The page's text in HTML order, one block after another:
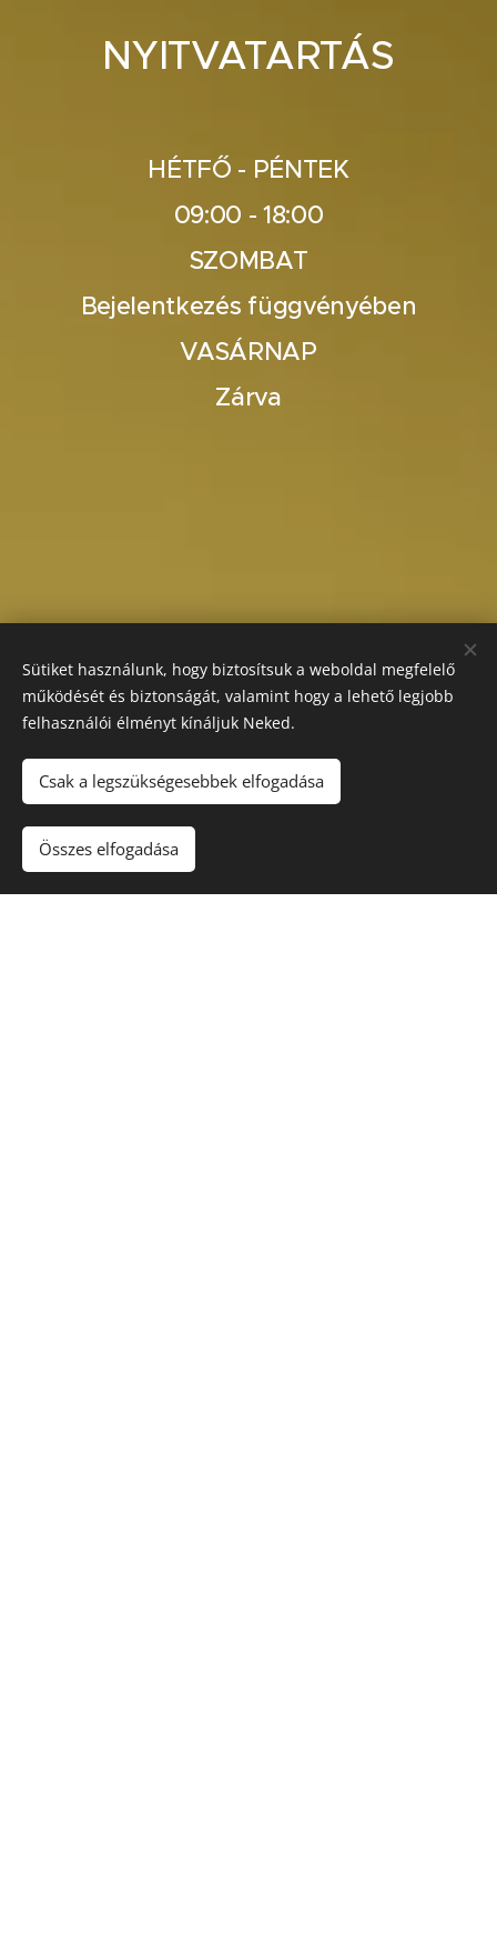
NYITVATARTÁS
HÉTFŐ - PÉNTEK
09:00 - 18:00
SZOMBAT
Bejelentkezés függvényében
VASÁRNAP
Zárva
Sütiket használunk, hogy biztosítsuk a weboldal megfelelő
működését és biztonságát, valamint hogy a lehető legjobb
felhasználói élményt kínáljuk Neked.
Csak a legszükségesebbek elfogadása
Összes elfogadása